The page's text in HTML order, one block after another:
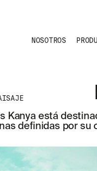
NOSOTROS
Kanya está
definidas por